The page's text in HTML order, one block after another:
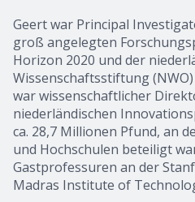
Geert war Principal
groß angelegten
Horizon 2020 und der
Wissenschaftsstiftung
war wissenschaftlicher
niederländischen
ca. 28,7 Millionen Pfund, an
und Hochschulen beteiligt
Gastprofessuren an der
Madras Institute of